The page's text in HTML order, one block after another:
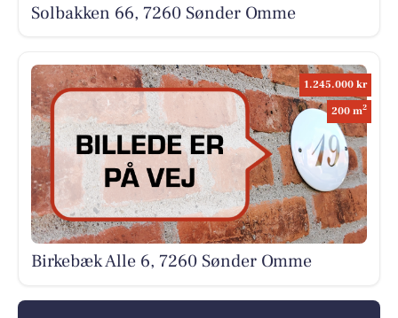
Solbakken 66, 7260 Sønder Omme
1.245.000 kr
200 m2
Birkebæk Alle 6, 7260 Sønder Omme